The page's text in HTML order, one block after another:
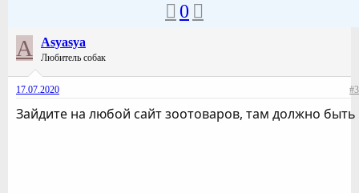
0
A Asyasya
Любитель собак
17.07.2020 #3
Зайдите на любой сайт зоотоваров, там должно быть